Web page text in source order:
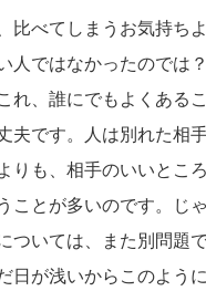
事もですが、人に期待
人に期待すると、「な
に求める気持ちにまと
とはありません。お二
も、「あ、そういうタ
スタイルを楽しめたら
ると思って、相手に期
比べてしまうお気持ち
人ではなかったのでは
れ、誰にでもよくある
夫です。人は別れた相
りも、相手のいいとこ
ことが多いのです。じ
ついては、また別問題
日が浅いからこのよう